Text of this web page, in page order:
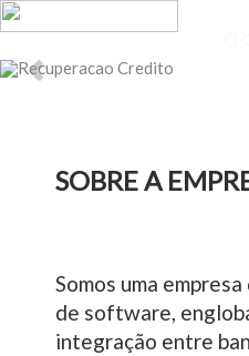
Anterior
SOBRE A
Somos uma
de software,
integração entre